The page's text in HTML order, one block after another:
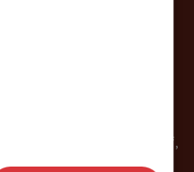
ér verdens bedste
os. Visionen er noget, vi
hver dag. Alt hvad vi
Uptimast® software er
Uptimast® er bygget af,
verdens første – og